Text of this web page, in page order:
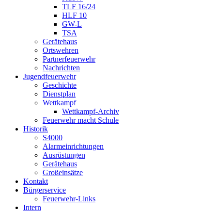
TLF 16/24
HLF 10
GW-L
TSA
Gerätehaus
Ortswehren
Partnerfeuerwehr
Nachrichten
Jugendfeuerwehr
Geschichte
Dienstplan
Wettkampf
Wettkampf-Archiv
Feuerwehr macht Schule
Historik
S4000
Alarmeinrichtungen
Ausrüstungen
Gerätehaus
Großeinsätze
Kontakt
Bürgerservice
Feuerwehr-Links
Intern